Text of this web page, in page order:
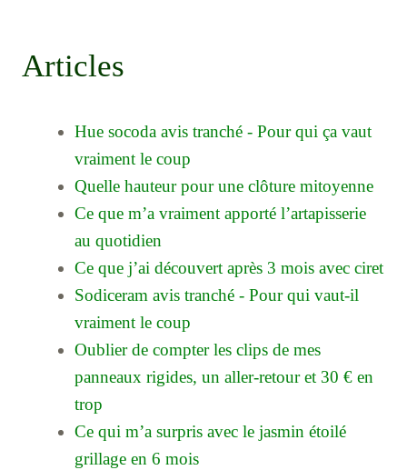
Articles
Hue socoda avis tranché - Pour qui ça vaut
vraiment le coup
Quelle hauteur pour une clôture mitoyenne
Ce que m’a vraiment apporté l’artapisserie
au quotidien
Ce que j’ai découvert après 3 mois avec ciret
Sodiceram avis tranché - Pour qui vaut-il
vraiment le coup
Oublier de compter les clips de mes
panneaux rigides, un aller-retour et 30 € en
trop
Ce qui m’a surpris avec le jasmin étoilé
grillage en 6 mois